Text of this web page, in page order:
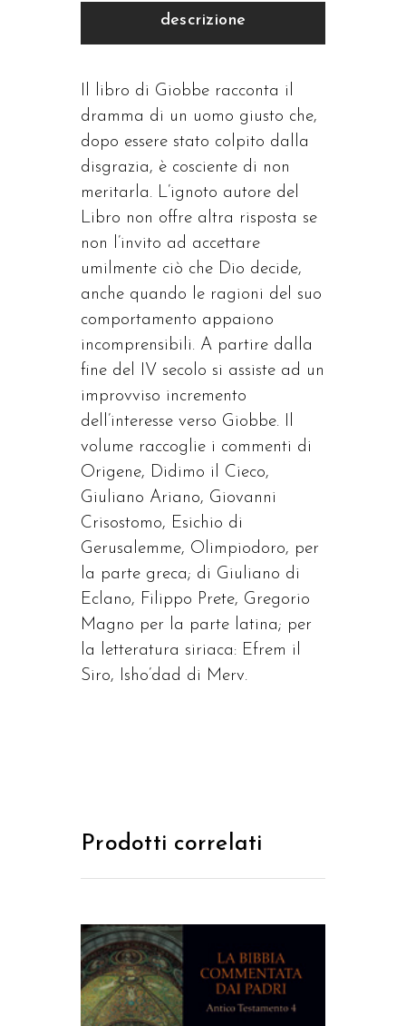
descrizione
Il libro di Giobbe racconta il
dramma di un uomo giusto che,
dopo essere stato colpito dalla
disgrazia, è cosciente di non
meritarla. L’ignoto autore del
Libro non offre altra risposta se
non l’invito ad accettare
umilmente ciò che Dio decide,
anche quando le ragioni del suo
comportamento appaiono
incomprensibili. A partire dalla
fine del IV secolo si assiste ad un
improvviso incremento
dell’interesse verso Giobbe. Il
volume raccoglie i commenti di
Origene, Didimo il Cieco,
Giuliano Ariano, Giovanni
Crisostomo, Esichio di
Gerusalemme, Olimpiodoro, per
la parte greca; di Giuliano di
Eclano, Filippo Prete, Gregorio
Magno per la parte latina; per
la letteratura siriaca: Efrem il
Siro, Isho’dad di Merv.
Prodotti correlati